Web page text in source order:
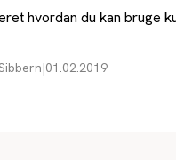
hvordan du kan bruge
| 01.02.2019